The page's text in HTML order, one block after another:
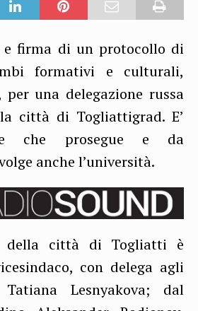
firma di un protocollo di
formativi e culturali,
una delegazione russa
città di Togliattigrad. E’
che prosegue e da
anche l’università.
della città di Togliatti è
con delega agli
Lesnyakova; dal